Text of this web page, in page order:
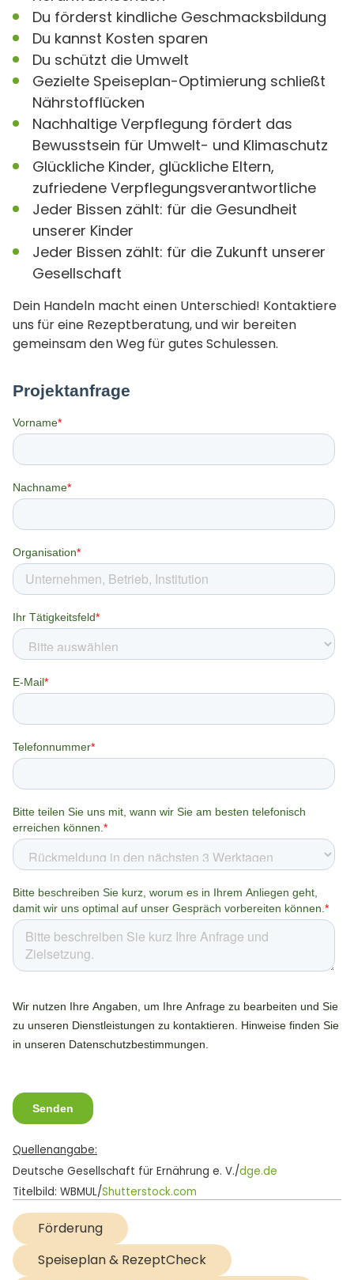
Du förderst kindliche Geschmacksbildung
Du kannst Kosten sparen
Du schützt die Umwelt
Gezielte Speiseplan-Optimierung schließt
Nährstofflücken
Nachhaltige Verpflegung fördert das
Bewusstsein für Umwelt- und Klimaschutz
Glückliche Kinder, glückliche Eltern,
zufriedene Verpflegungsverantwortliche
Jeder Bissen zählt: für die Gesundheit
unserer Kinder
Jeder Bissen zählt: für die Zukunft unserer
Gesellschaft
Dein Handeln macht einen Unterschied! Kontaktiere
uns für eine Rezeptberatung, und wir bereiten
gemeinsam den Weg für gutes Schulessen.
Quellenangabe:
Deutsche Gesellschaft für Ernährung e. V./dge.de
Titelbild: WBMUL/Shutterstock.com
Förderung
Speiseplan & RezeptCheck